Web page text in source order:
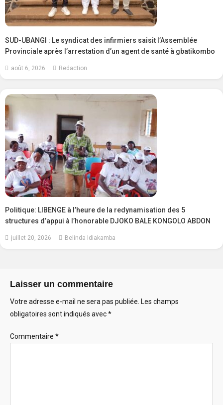
SUD-UBANGI : Le syndicat des infirmiers saisit l’Assemblée
Provinciale après l’arrestation d’un agent de santé à gbatikombo
août 6, 2026 Redaction
Politique: LIBENGE à l’heure de la redynamisation des 5
structures d’appui à l’honorable DJOKO BALE KONGOLO ABDON
juillet 20, 2026 Belinda Idiakamba
Laisser un commentaire
Votre adresse e-mail ne sera pas publiée. Les champs
obligatoires sont indiqués avec*
Commentaire *